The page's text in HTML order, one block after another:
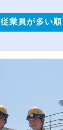
従業員が多い順
休日数が多い順